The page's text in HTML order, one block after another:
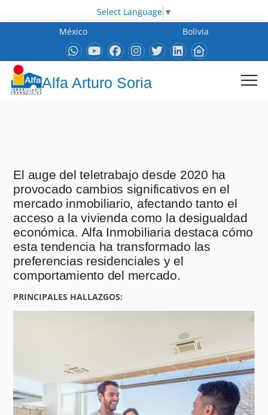
Select Language ▼
México
Bolivia
Alfa Arturo Soria
El auge del teletrabajo desde 2020 ha
provocado cambios significativos en el
mercado inmobiliario, afectando tanto el
acceso a la vivienda como la desigualdad
económica. Alfa Inmobiliaria destaca cómo
esta tendencia ha transformado las
preferencias residenciales y el
comportamiento del mercado.
PRINCIPALES HALLAZGOS: